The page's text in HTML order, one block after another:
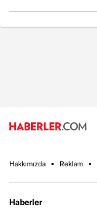
Hakkımızda Reklam
Haberler